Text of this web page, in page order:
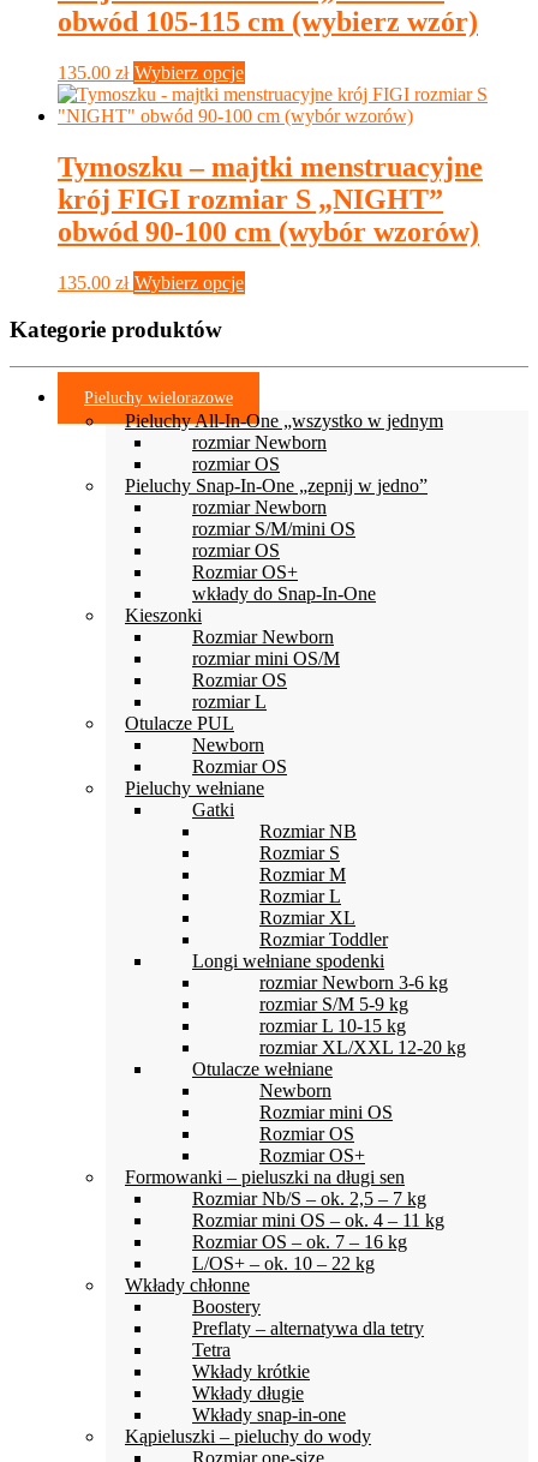
wybrać
na
stronie
produktu
obwód 105-115 cm (wybierz wzór)
135.00 zł Wybierz opcje
produkt
ma
wariantów.
Opcje
można
wybrać
na
Tymoszku – majtki menstruacyjne
krój FIGI rozmiar S „NIGHT”
obwód 90-100 cm (wybór wzorów)
135.00 zł Wybierz opcje
wariantów.
można
wybrać
na
stronie
produktu
Kategorie produktów
Pieluchy wielorazowe
Pieluchy All-In-One „wszystko w jednym
rozmiar Newborn
rozmiar OS
Pieluchy Snap-In-One „zepnij w jedno”
rozmiar Newborn
rozmiar S/M/mini OS
rozmiar OS
Rozmiar OS+
wkłady do Snap-In-One
Kieszonki
Rozmiar Newborn
rozmiar mini OS/M
Rozmiar OS
rozmiar L
Otulacze PUL
Newborn
Rozmiar OS
Pieluchy wełniane
Gatki
Rozmiar NB
Rozmiar S
Rozmiar M
Rozmiar L
Rozmiar XL
Rozmiar Toddler
Longi wełniane spodenki
rozmiar Newborn 3-6 kg
rozmiar S/M 5-9 kg
rozmiar L 10-15 kg
rozmiar XL/XXL 12-20 kg
Otulacze wełniane
Newborn
Rozmiar mini OS
Rozmiar OS
Rozmiar OS+
Formowanki – pieluszki na długi sen
Rozmiar Nb/S – ok. 2,5 – 7 kg
Rozmiar mini OS – ok. 4 – 11 kg
Rozmiar OS – ok. 7 – 16 kg
L/OS+ – ok. 10 – 22 kg
Wkłady chłonne
Boostery
Preflaty – alternatywa dla tetry
Tetra
Wkłady krótkie
Wkłady długie
Wkłady snap-in-one
Kąpieluszki – pieluchy do wody
Rozmiar one-size